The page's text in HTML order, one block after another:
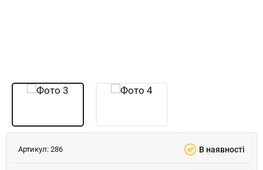
Артикул: 286 В наявності